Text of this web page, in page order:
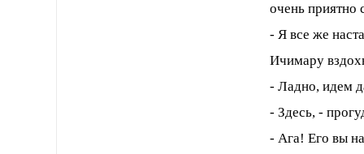
очень приятно
- Я все же
Ичимару
- Ладно, идем
- Здесь, -
- Ага! Его вы